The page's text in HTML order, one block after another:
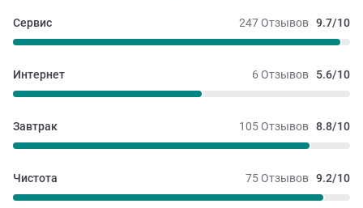
247 Отзывов 9.7/10
Сервис
6 Отзывов 5.6/10
Интернет
105 Отзывов 8.8/10
Завтрак
75 Отзывов 9.2/10
Чистота